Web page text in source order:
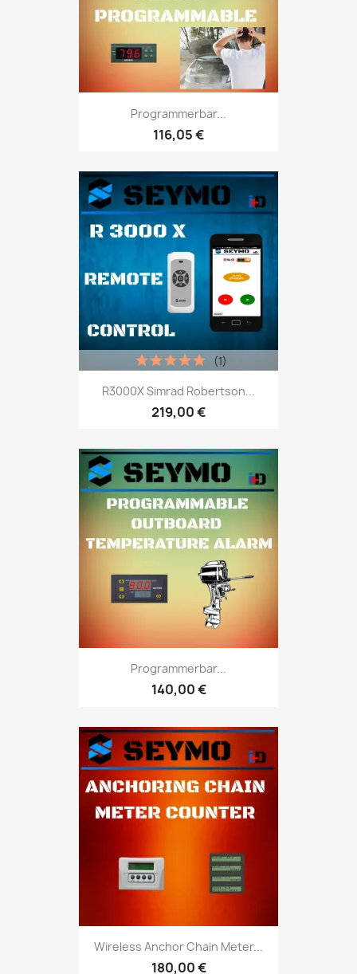
Programmerbar...
116,05 €
R3000X Simrad Robertson...
219,00 €
(1)
Programmerbar...
140,00 €
Wireless Anchor Chain Meter...
180,00 €